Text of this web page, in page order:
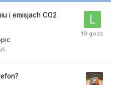
i emisjach CO2